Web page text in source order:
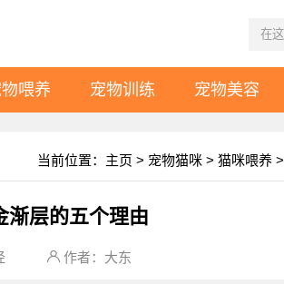
喂养 宠物训练 宠物美容
当前位置： 主页 > 宠物猫咪 > 猫咪喂养 >
渐层的五个理由
作者：大东